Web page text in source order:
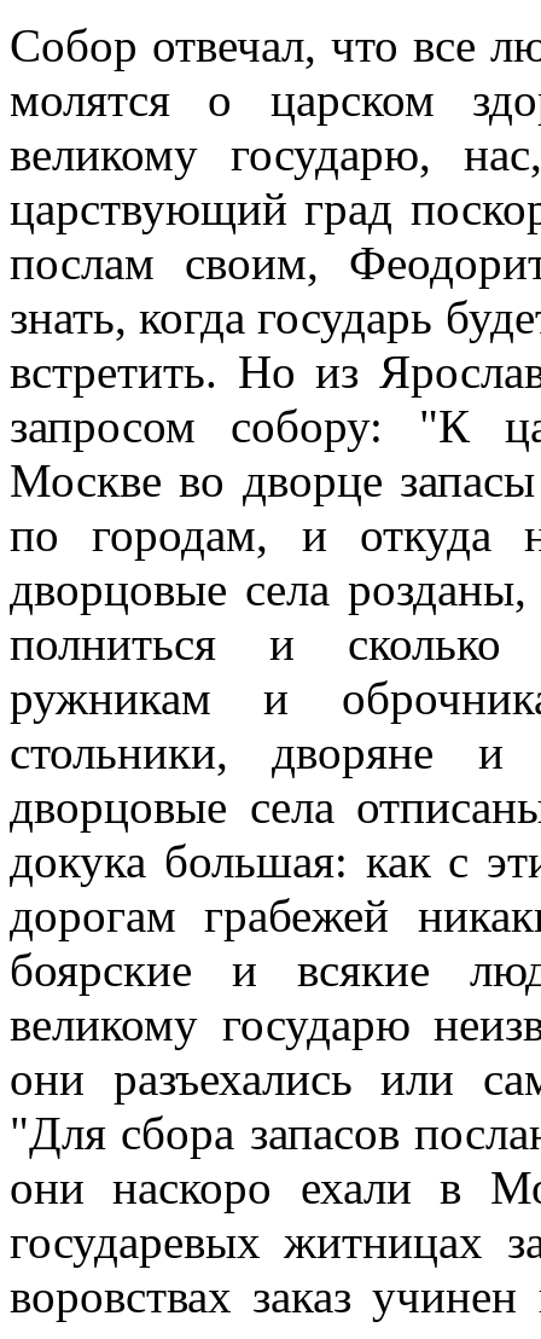
Собор отвечал, что все
молятся о царском
великому государю,
царствующий град
послам своим,
знать, когда государь
встретить. Но из
запросом собору: "К
Москве во дворце
по городам, и откуда
дворцовые села
полниться и сколько
ружникам и
стольники, дворяне
дворцовые села
докука большая: как с
дорогам грабежей
боярские и всякие
великому государю
они разъехались или
"Для сбора запасов
они наскоро ехали в
государевых житницах
воровствах заказ